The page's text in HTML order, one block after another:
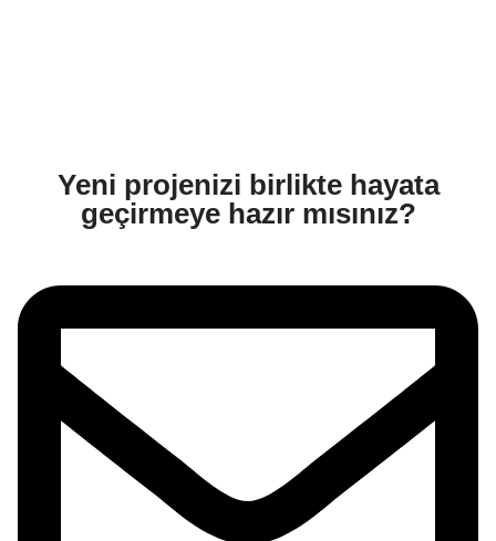
Yeni projenizi birlikte hayata
geçirmeye hazır mısınız?